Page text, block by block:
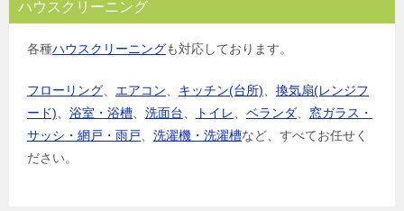
ハウスクリーニング
各種ハウスクリーニングも対応しております。
フローリング エアコン キッチン(台所)
換気扇(レンジフ
ード)
浴室・浴槽 洗面台 トイレ ベランダ
窓ガラス・
サッシ・網戸・雨戸
洗濯機・洗濯槽など、すべてお任せく
ださい。